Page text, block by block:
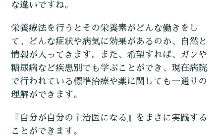
な違いですね。
栄養療法を行うとその栄養素がどんな働きをし
て、どんな症状や病気に効果があるのか、自然と
情報が入ってきます。また、希望すれば、ガンや
糖尿病など疾患別でも学ぶことができ、現在病院
で行われている標準治療や薬に関しても一通りの
理解ができます。
『自分が自分の主治医になる』をまさに実践する
ことができます。